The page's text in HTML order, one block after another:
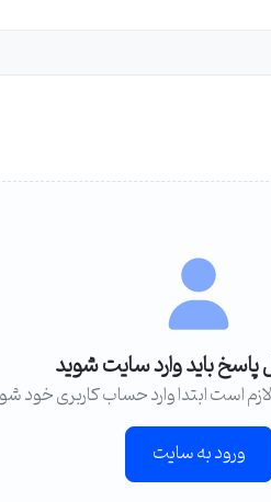
پاسخ باید وارد سایت شوید
است ابتدا وارد حساب کاربری خود
ورود به سایت